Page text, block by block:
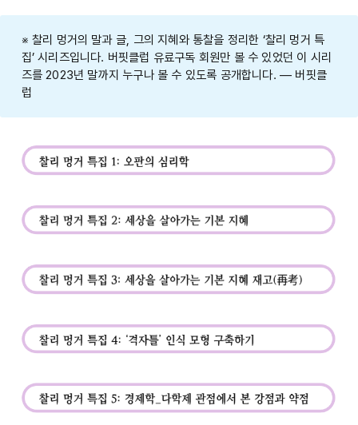
※ 찰리 멍거의 말과 글, 그의 지혜와 통찰을 정리한 ‘찰리 멍거 특
집’ 시리즈입니다. 버핏클럽 유료구독 회원만 볼 수 있었던 이 시리
즈를 2023년 말까지 누구나 볼 수 있도록 공개합니다. ― 버핏클
럽